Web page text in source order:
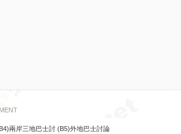
兩岸三地巴士討 (B5)外地巴士討論